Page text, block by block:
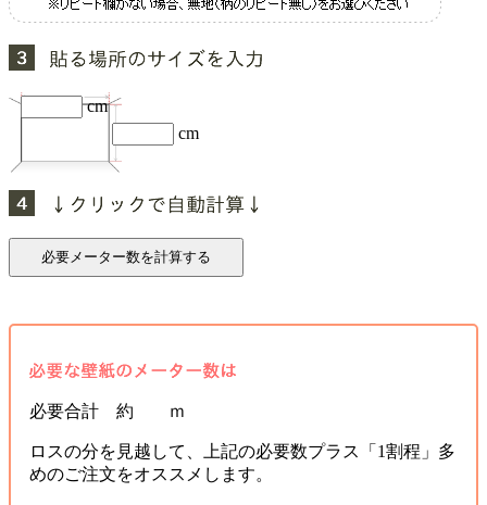
cm
cm
必要合計 約 ｍ
ロスの分を見越して、上記の必要数プラス「1割程」多
めのご注文をオススメします。